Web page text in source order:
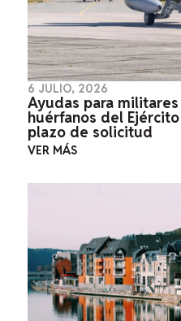
6 JULIO, 2026
Ayudas para
huérfanos del
plazo de solicitud
VER MÁS